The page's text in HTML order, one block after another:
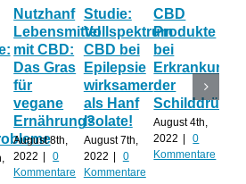
Nutzhanf
Lebensmittel
mit CBD:
Das Gras
für
vegane
Ernährung?
August 8th,
2022
0
Kommentare
Studie:
Vollspektrum
CBD bei
Epilepsie
wirksamer
als Hanf
Isolate!
August 7th,
2022
0
Kommentare
CBD
Produkte
bei
der
Schilddrüse
August 4th,
2022
0
Kommentare